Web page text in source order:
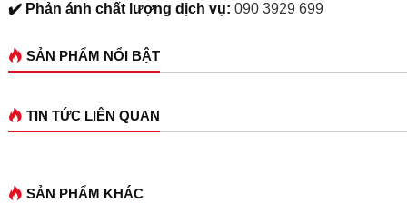
✔️ Phản ánh chất lượng dịch vụ: 090 3929 699
SẢN PHẨM NỔI BẬT
TIN TỨC LIÊN QUAN
SẢN PHẨM KHÁC